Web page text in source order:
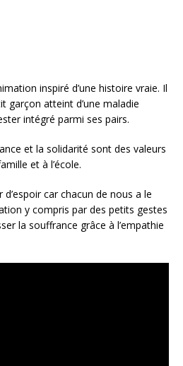
inspiré d’une histoire vraie. Il
garçon atteint d’une maladie
intégré parmi ses pairs.
et la solidarité sont des valeurs
et à l’école.
car chacun de nous a le
y compris par des petits gestes
la souffrance grâce à l’empathie